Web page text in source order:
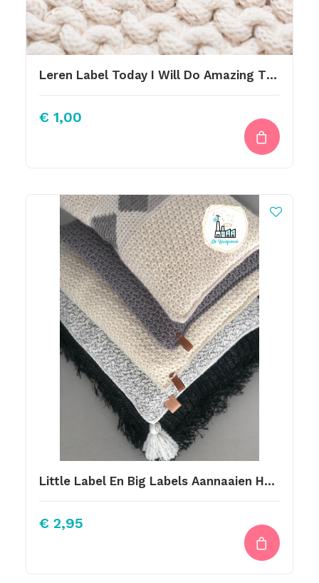
Leren Label Today I Will Do Amazing Things But First Coffee
€ 1,00
Little Label En Big Labels Aannaaien Handmade Jolie
€ 2,95